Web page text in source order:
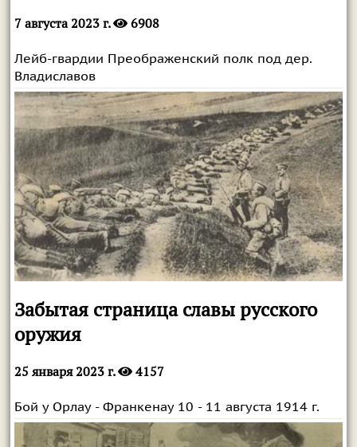
7 августа 2023 г. 6908
Лейб-гвардии Преображенский полк под дер.
Владиславов
Забытая страница славы русского
оружия
25 января 2023 г. 4157
Бой у Орлау - Франкенау 10 - 11 августа 1914 г.